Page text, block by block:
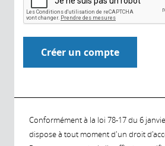
Conformément à la loi 78-17 du 6
dispose à tout moment d'un droit